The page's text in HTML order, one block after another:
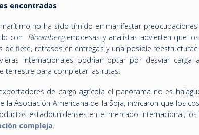
encontradas
no ha sido tímido en manifestar
con Bloombergempresas y analistas advierten que
de flete, retrasos en entregas y una posible
internacionales podrían optar por desviar
terrestre para completar las rutas.
de carga agrícola el panorama no es
la Asociación Americana de la Soja, indicaron que los
estadounidenses en el mercado internacional,
compleja.